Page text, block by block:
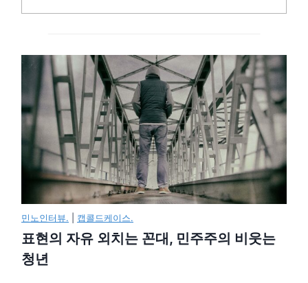
민노인터뷰. 캡콜드케이스.
표현의 자유 외치는 꼰대, 민주주의 비웃는
청년